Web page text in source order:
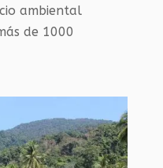
ambiental
de 1000